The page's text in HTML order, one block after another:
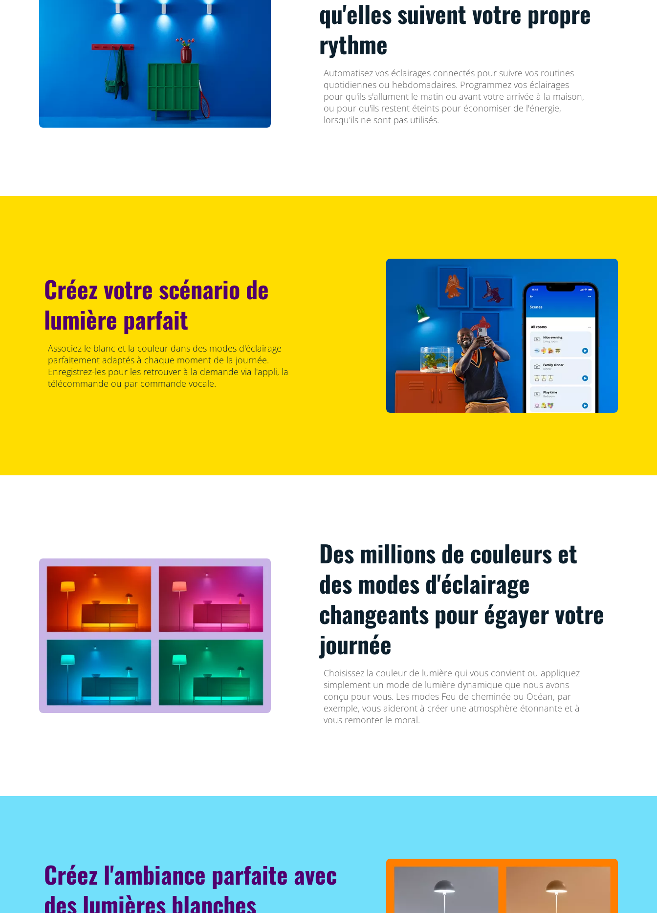
qu'elles suivent votre propre
rythme
Automatisez vos éclairages connectés pour suivre vos routines
quotidiennes ou hebdomadaires. Programmez vos éclairages
pour qu'ils s'allument le matin ou avant votre arrivée à la maison,
ou pour qu'ils restent éteints pour économiser de l'énergie,
lorsqu'ils ne sont pas utilisés.
Créez votre scénario de
lumière parfait
Associez le blanc et la couleur dans des modes d'éclairage
parfaitement adaptés à chaque moment de la journée.
Enregistrez-les pour les retrouver à la demande via l'appli, la
télécommande ou par commande vocale.
Des millions de couleurs et
des modes d'éclairage
changeants pour égayer votre
journée
Choisissez la couleur de lumière qui vous convient ou appliquez
simplement un mode de lumière dynamique que nous avons
conçu pour vous. Les modes Feu de cheminée ou Océan, par
exemple, vous aideront à créer une atmosphère étonnante et à
vous remonter le moral.
Créez l'ambiance parfaite avec
des lumières blanches